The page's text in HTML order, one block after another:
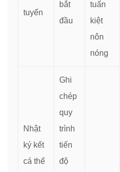
tuyến
bắt
đầu
tuấn
kiệt
nôn
nóng
Nhật
ký kết
cá thể
Ghi
chép
quy
trình
tiến
độ